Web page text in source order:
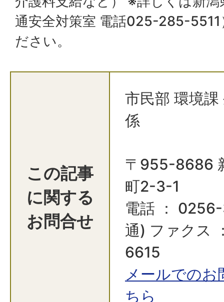
通安全対策室 電話025-285-
ださい。
この記事
に関する
お問合せ
市民部 環境
係
〒955-8686
町2-3-1
電話 ：
通) ファクス
6615
メールでの
ちら